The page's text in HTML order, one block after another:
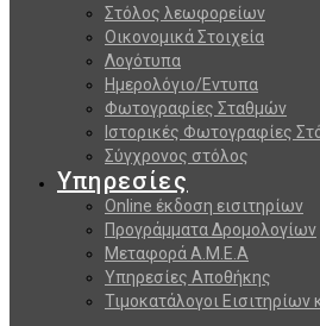
Στόλος λεωφορείων
Οικονομικά Στοιχεία
Λογότυπα
Ημερολόγιο/Εντυπα
Φωτογραφίες Σταθμών
Ιστορικές Φωτογραφίες
Σύγχρονος στόλος
Υπηρεσίες
Online έκδοση εισιτηρίων
Προγράμματα Δρομολογίων
Μεταφορά Α.Μ.Ε.Α
Υπηρεσίες Αποθήκης
Τιμοκατάλογοι